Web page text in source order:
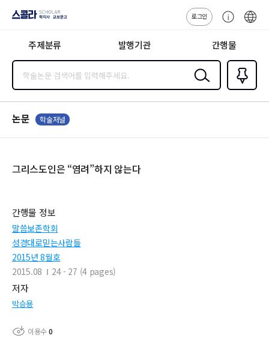
지사·교보문고
로그인
센
주제분류 발행기관 간행물
검색
즐겨찾
기0
논문 학술저널
그리스도인은 “염려”하지 않는다
간행물 정보
말씀보존학회
성경대로믿는사람들
2015년 8월호
2015.08
24 - 27 (4 pages)
저자
박승용
이용수0